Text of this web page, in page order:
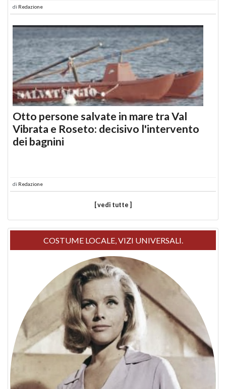
di Redazione
Otto persone salvate in mare tra Val
Vibrata e Roseto: decisivo l'intervento
dei bagnini
di Redazione
[ vedi tutte ]
COSTUME LOCALE, VIZI UNIVERSALI.